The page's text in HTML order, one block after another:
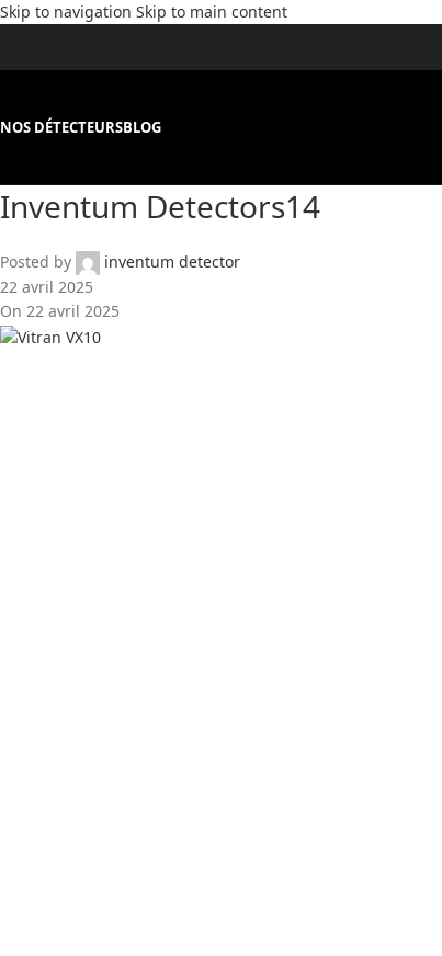
Skip to navigation Skip to main content
NOS DÉTECTEURSBLOG
Inventum Detectors14
Posted by
inventum detector
22 avril 2025
On 22 avril 2025